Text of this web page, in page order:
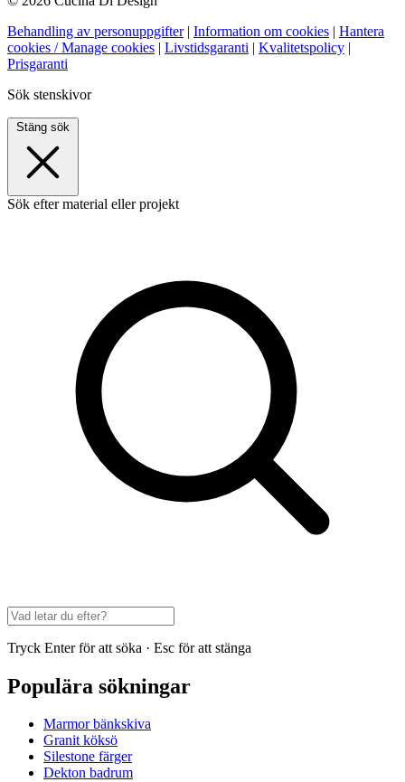
Behandling av personuppgifter | Information om cookies | Hantera
cookies / Manage cookies | Livstidsgaranti | Kvalitetspolicy |
Prisgaranti
Sök stenskivor
Stäng sök
Sök efter material eller projekt
Tryck Enter för att söka · Esc för att stänga
Populära sökningar
Marmor bänkskiva
Granit köksö
Silestone färger
Dekton badrum